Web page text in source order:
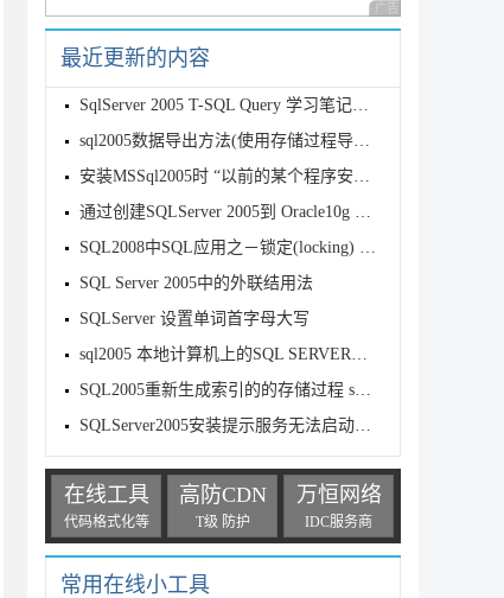
广告 商业广告，理性
最近更新的内容
SqlServer 2005 T-SQL Query 学习笔记（1)
sql2005数据导出方法(使用存储过程导出数据为脚本)
安装MSSql2005时 “以前的某个程序安装已在安装计算机上创建挂起” 的
通过创建SQLServer 2005到 Oracle10g 的链接服务器实现
SQL2008中SQL应用之－锁定(locking) 应用分析
SQL Server 2005中的外联结用法
SQLServer 设置单词首字母大写
sql2005 本地计算机上的SQL SERVER服务启动后又停止了解决方法
SQL2005重新生成索引的的存储过程 sp_rebuild_index
SQLServer2005安装提示服务无法启动原因分析及解决
在线工具
代码格式化等
高防CDN
T级 防护
万恒网络
IDC服务商
常用在线小工具